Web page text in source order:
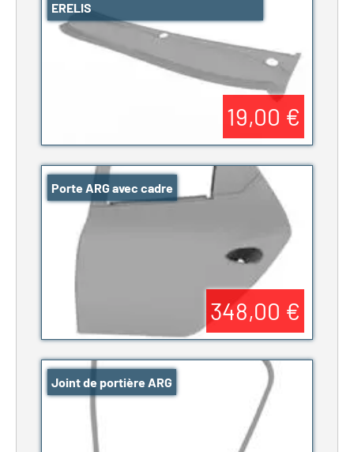
ERELIS
19,00 €
Porte ARG avec cadre
348,00 €
Joint de portière ARG